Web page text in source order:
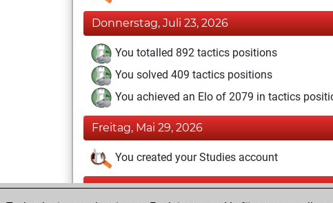
Donnerstag, Juli 23, 2026
You totalled 892 tactics positions
You solved 409 tactics positions
You achieved an Elo of 2079 in tactics
Freitag, Mai 29, 2026
You created your Studies account
Mittwoch, August 27, 2025